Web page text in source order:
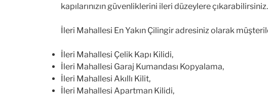
kapılarınızın güvenliklerini ileri düzeylere çıkarabilirsiniz.
İleri Mahallesi En Yakın Çilingir adresiniz olarak
İleri Mahallesi Çelik Kapı Kilidi,
İleri Mahallesi Garaj Kumandası Kopyalama,
İleri Mahallesi Akıllı Kilit,
İleri Mahallesi Apartman Kilidi,